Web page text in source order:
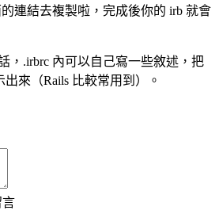
連結去複製啦，完成後你的 irb 就會
，.irbrc 內可以自己寫一些敘述，把
來（Rails 比較常用到）。
言